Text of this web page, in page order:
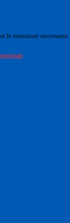
le istruzioni necessarie.